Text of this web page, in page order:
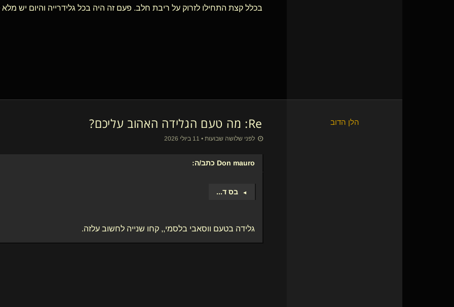
בכלל קצת התחילו לזרוק על ריבת חלב. פעם זה היה בכל גלידרייה והיום יש
הלן הדוב Re: מה טעם הגלידה האהוב עליכם?
לפני שלושה שבועות • 11 ביולי 2026
Don mauro כתב/ה:
► בס ד...
גלידה בטעם ווסאבי בלסמי,, קחו שנייה לחשוב עלזה.